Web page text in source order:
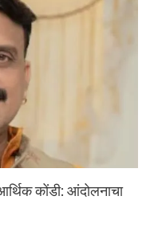
कोंडी: आंदोलनाचा